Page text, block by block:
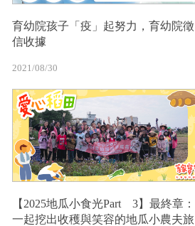
育幼院孩子「疫」起努力，育幼院徵
信收據
2021/08/30
【2025地瓜小食光Part 3】最終章：
一起挖出收穫與笑容的地瓜小農夫旅